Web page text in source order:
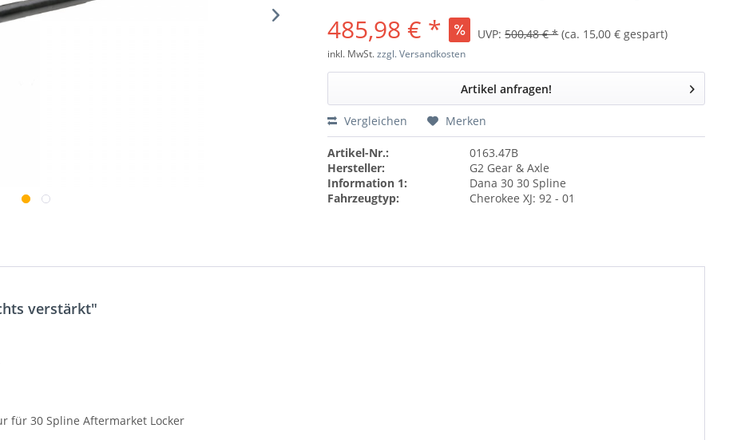
485,98 € * UVP:500,48 € *(ca. 15,00 € gespart)
inkl. MwSt.zzgl. Versandkosten
Artikel anfragen!
Vergleichen Merken
Artikel-Nr.:
0163.47B
Hersteller:
G2 Gear & Axle
Information 1:
Dana 30 30 Spline
Fahrzeugtyp:
Cherokee XJ: 92 - 01
verstärkt"
für 30 Spline Aftermarket Locker